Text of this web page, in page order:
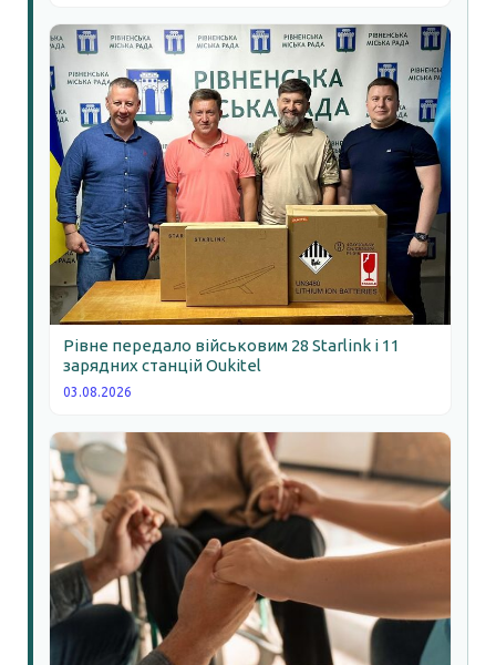
Рівне передало військовим 28 Starlink і 11
зарядних станцій Oukitel
03.08.2026